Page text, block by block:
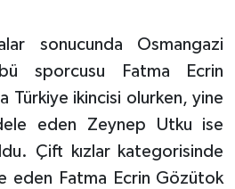
sonucunda Osmangazi
sporcusu Fatma Ecrin
Türkiye ikincisi olurken, yine
eden Zeynep Utku ise
Çift kızlar kategorisinde
eden Fatma Ecrin Gözütok